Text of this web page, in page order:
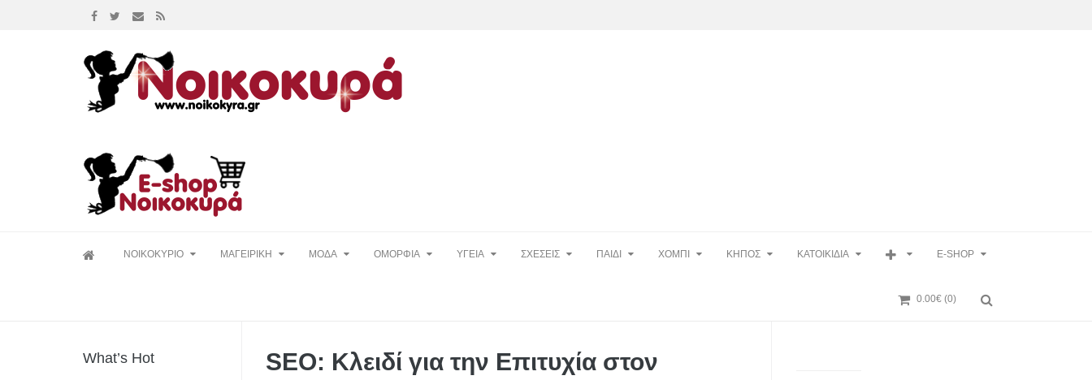
to
ΝΟΙΚΟΚΥΡΙΟ ΜΑΓΕΙΡΙΚΗ ΜΟΔΑ ΟΜΟΡΦΙΑ ΥΓΕΙΑ ΣΧΕΣΕΙΣ ΠΑΙΔΙ ΧΟΜΠΙ ΚΗΠΟΣ ΚΑΤΟΙΚΙΔΙΑ E-SHOP
0.00€ (0)
SEO: Κλειδί για την Επιτυχία στον
What’s Hot